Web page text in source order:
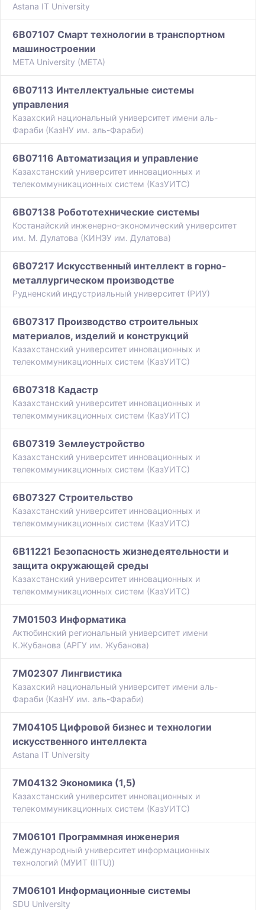
Astana IT University
6B07107 Смарт технологии в транспортном
машиностроении
META University (META)
6B07113 Интеллектуальные системы
управления
Казахский национальный университет имени аль-
Фараби (КазНУ им. аль-Фараби)
6B07116 Автоматизация и управление
Казахстанский университет инновационных и
телекоммуникационных систем (КазУИТС)
6B07138 Робототехнические системы
Костанайский инженерно-экономический университет
им. М. Дулатова (КИНЭУ им. Дулатова)
6B07217 Искусственный интеллект в горно-
металлургическом производстве
Рудненский индустриальный университет (РИУ)
6B07317 Производство строительных
материалов, изделий и конструкций
Казахстанский университет инновационных и
телекоммуникационных систем (КазУИТС)
6B07318 Кадастр
Казахстанский университет инновационных и
телекоммуникационных систем (КазУИТС)
6B07319 Землеустройство
Казахстанский университет инновационных и
телекоммуникационных систем (КазУИТС)
6B07327 Строительство
Казахстанский университет инновационных и
телекоммуникационных систем (КазУИТС)
6B11221 Безопасность жизнедеятельности и
защита окружающей среды
Казахстанский университет инновационных и
телекоммуникационных систем (КазУИТС)
7M01503 Информатика
Актюбинский региональный университет имени
К.Жубанова (АРГУ им. Жубанова)
7M02307 Лингвистика
Казахский национальный университет имени аль-
Фараби (КазНУ им. аль-Фараби)
7M04105 Цифровой бизнес и технологии
искусственного интеллекта
Astana IT University
7M04132 Экономика (1,5)
Казахстанский университет инновационных и
телекоммуникационных систем (КазУИТС)
7M06101 Программная инженерия
Международный университет информационных
технологий (МУИТ (IITU))
7M06101 Информационные системы
SDU University